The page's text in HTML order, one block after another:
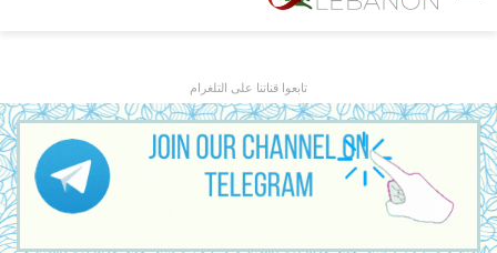
تابعوا قناتنا على التلغرام